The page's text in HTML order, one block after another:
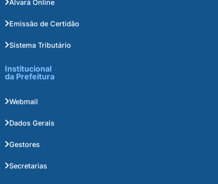
Alvará Online
Emissão de Certidão
Sistema Tributário
Institucional
da Prefeitura
Webmail
Dados Gerais
Gestores
Secretarias